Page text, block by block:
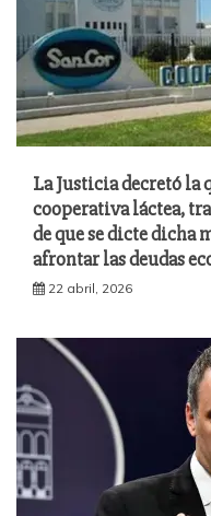
La Justicia decretó la
cooperativa láctea,
de que se dicte dicha
afrontar las deudas
22 abril, 2026